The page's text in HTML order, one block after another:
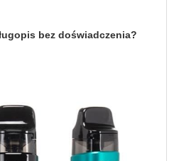
bez doświadczenia?